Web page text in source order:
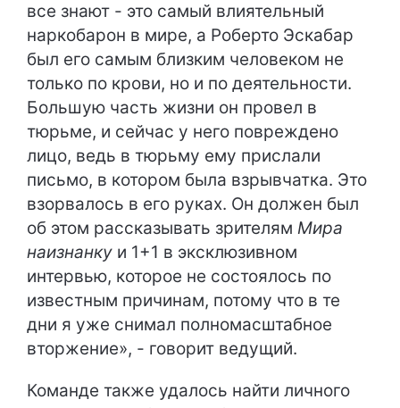
все знают - это самый влиятельный
наркобарон в мире, а Роберто Эскабар
был его самым близким человеком не
только по крови, но и по деятельности.
Большую часть жизни он провел в
тюрьме, и сейчас у него повреждено
лицо, ведь в тюрьму ему прислали
письмо, в котором была взрывчатка. Это
взорвалось в его руках. Он должен был
об этом рассказывать зрителям Мира
наизнанку и 1+1 в эксклюзивном
интервью, которое не состоялось по
известным причинам, потому что в те
дни я уже снимал полномасштабное
вторжение», - говорит ведущий.
Команде также удалось найти личного